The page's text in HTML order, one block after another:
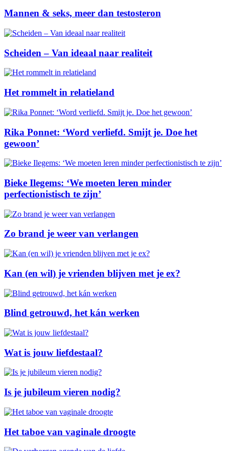
Mannen & seks, meer dan testosteron
Scheiden – Van ideaal naar realiteit
Het rommelt in relatieland
Rika Ponnet: ‘Word verliefd. Smijt je. Doe het
gewoon’
Bieke Ilegems: ‘We moeten leren minder
perfectionistisch te zijn’
Zo brand je weer van verlangen
Kan (en wil) je vrienden blijven met je ex?
Blind getrouwd, het kán werken
Wat is jouw liefdestaal?
Is je jubileum vieren nodig?
Het taboe van vaginale droogte